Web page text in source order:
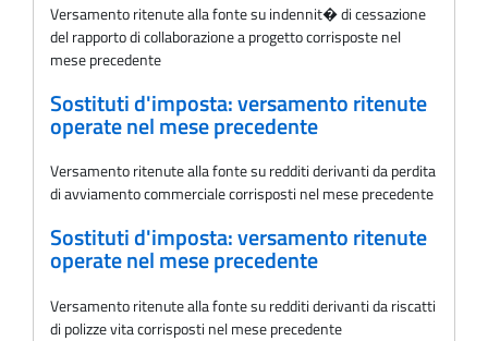
Versamento ritenute alla fonte su indennit� di cessazione
del rapporto di collaborazione a progetto corrisposte nel
mese precedente
Sostituti d'imposta: versamento ritenute
operate nel mese precedente
Versamento ritenute alla fonte su redditi derivanti da perdita
di avviamento commerciale corrisposti nel mese precedente
Sostituti d'imposta: versamento ritenute
operate nel mese precedente
Versamento ritenute alla fonte su redditi derivanti da riscatti
di polizze vita corrisposti nel mese precedente